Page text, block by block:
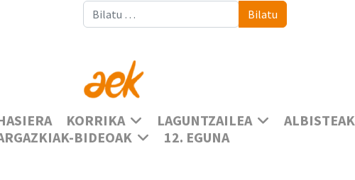
Bilatu Bilatu
KORRIKA LAGUNTZAILEA ALBISTEAK
BIDEOAK
12. EGUNA